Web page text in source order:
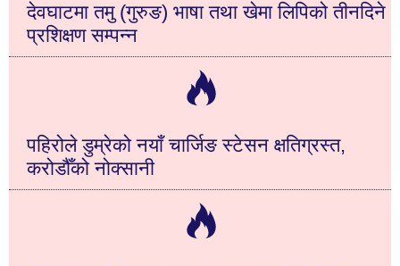
देवघाटमा तमु (गुरुङ) भाषा तथा खेमा लिपिको तीनदिने
प्रशिक्षण सम्पन्न
पहिरोले डुम्रेको नयाँ चार्जिङ स्टेसन क्षतिग्रस्त,
करोडौँको नोक्सानी